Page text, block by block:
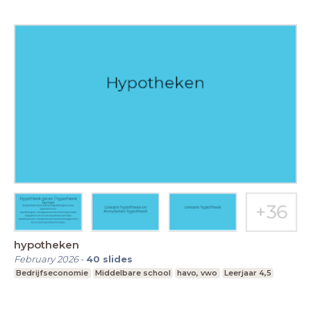
hypotheken
February 2026- 40 slides
Bedrijfseconomie Middelbare school havo, vwo Leerjaar 4,5